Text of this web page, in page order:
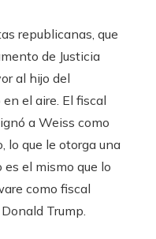
republicanas, que
de Justicia
al hijo del
el aire. El fiscal
a Weiss como
lo que le otorga una
el mismo que lo
como fiscal
Trump.